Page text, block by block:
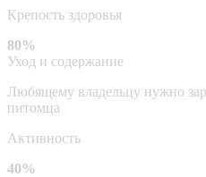
Крепость здоровья
80%
Уход и содержание
Любящему владельцу нужно
питомца
Активность
40%